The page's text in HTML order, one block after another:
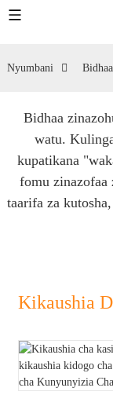
Nyumbani Bidhaa
Bidhaa
watu.
kupatikana
fomu zinazofaa
taarifa za
Kikaushia